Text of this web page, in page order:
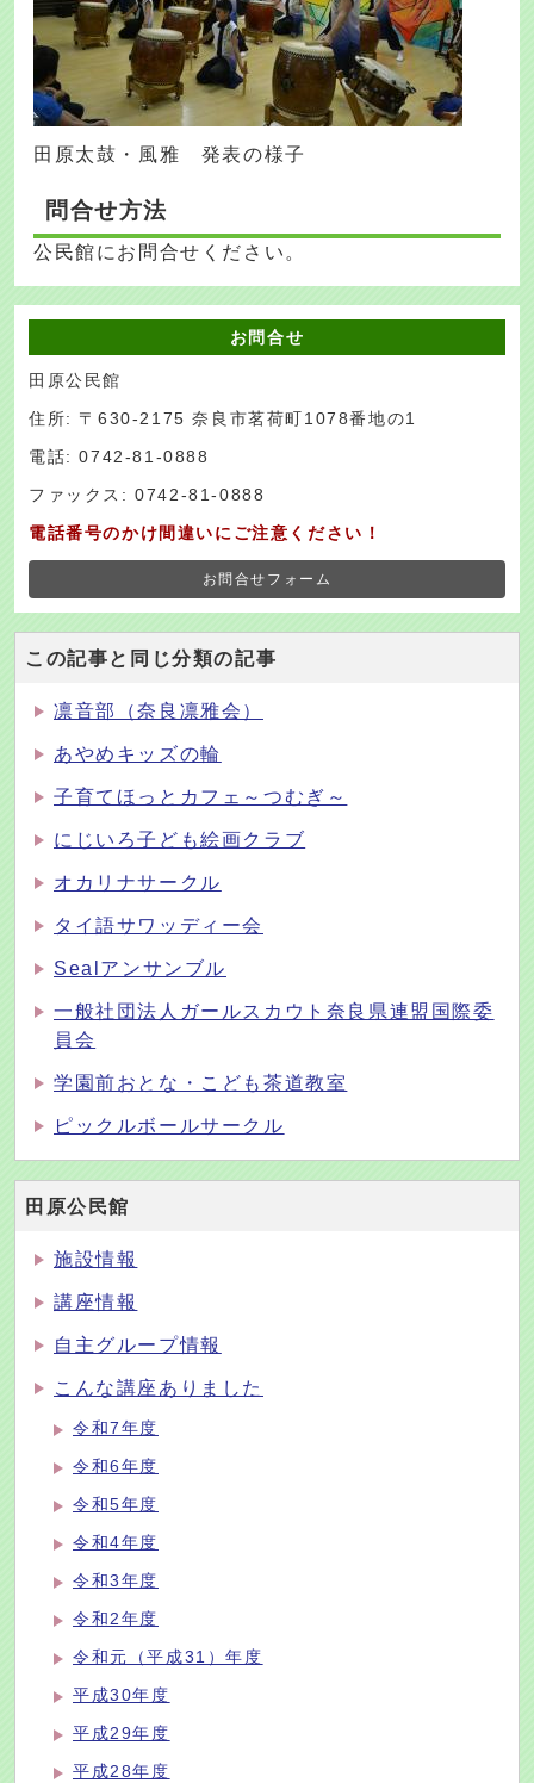
田原太鼓・風雅 発表の様子
問合せ方法
公民館にお問合せください。
お問合せ
田原公民館
住所: 〒630-2175 奈良市茗荷町1078番地の1
電話: 0742-81-0888
ファックス: 0742-81-0888
電話番号のかけ間違いにご注意ください！
お問合せフォーム
この記事と同じ分類の記事
凛音部（奈良凛雅会）
あやめキッズの輪
子育てほっとカフェ～つむぎ～
にじいろ子ども絵画クラブ
オカリナサークル
タイ語サワッディー会
Sealアンサンブル
一般社団法人ガールスカウト奈良県連盟国際委
員会
学園前おとな・こども茶道教室
ピックルボールサークル
田原公民館
施設情報
講座情報
自主グループ情報
こんな講座ありました
令和7年度
令和6年度
令和5年度
令和4年度
令和3年度
令和2年度
令和元（平成31）年度
平成30年度
平成29年度
平成28年度